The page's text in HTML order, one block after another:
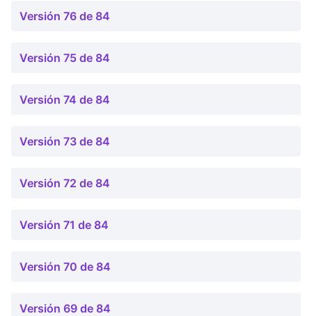
Versión 76 de 84
Versión 75 de 84
Versión 74 de 84
Versión 73 de 84
Versión 72 de 84
Versión 71 de 84
Versión 70 de 84
Versión 69 de 84